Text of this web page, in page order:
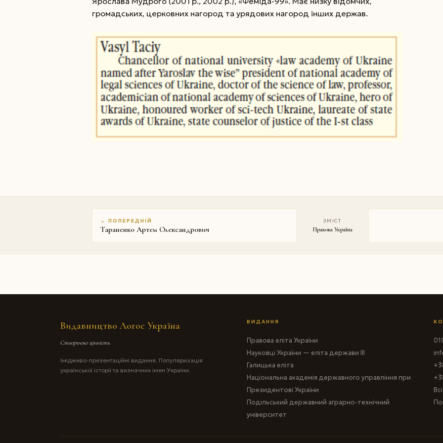
громадських, церковних нагород та урядових нагород інших держав.
← ПОПЕРЕДНІЙ
Тараненко Артем Олександрович
ЗМІСТ
Правова Україна
Видавництво Логос Україна
Створюємо цінність
Іміджево-презентаційні видання. Популяризація
української історії та визначних імен України.
ВИДАННЯ
Правова еліта України
Науковці України — еліта держави III
Галицька еліта
Національна академія державного управління при
Президентові України
Подільський державний аграрно-технічний
університет